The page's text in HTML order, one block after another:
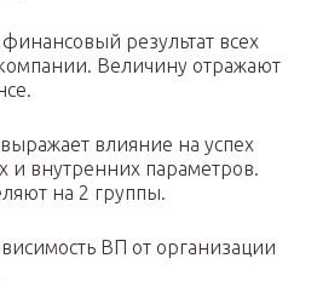
результат всех
Величину отражают
влияние на успех
и внутренних параметров.
на 2 группы.
ВП от организации